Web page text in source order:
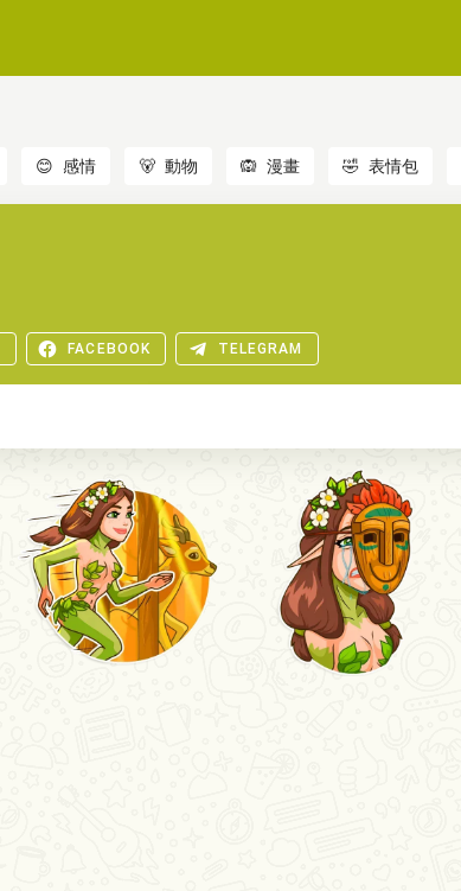
😊 感情 🐻 動物 🙉 漫畫 🤣 表情包
FACEBOOK TELEGRAM